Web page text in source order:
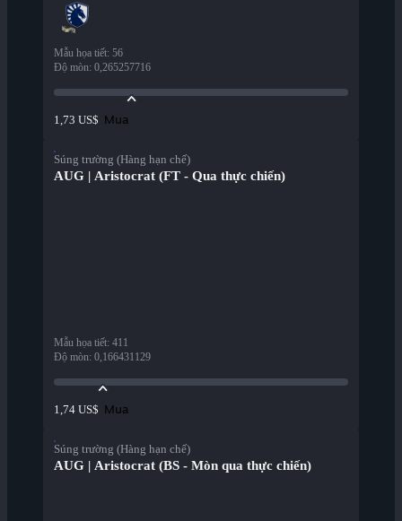
Mẫu họa tiết: 56
Độ mòn: 0,265257716
1,73 US$ Mua
Súng trường (Hàng hạn chế)
AUG | Aristocrat (FT - Qua thực chiến)
Mẫu họa tiết: 411
Độ mòn: 0,166431129
1,74 US$ Mua
Súng trường (Hàng hạn chế)
AUG | Aristocrat (BS - Mòn qua thực chiến)